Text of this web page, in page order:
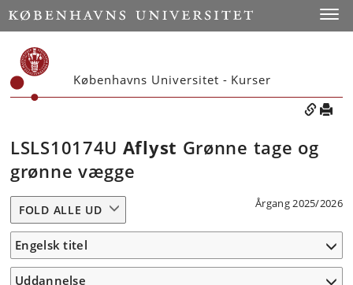
Københavns Universitet - Kurser
LSLS10174U Aflyst Grønne tage og
grønne vægge
Årgang 2025/2026
FOLD ALLE UD
Engelsk titel
Uddannelse